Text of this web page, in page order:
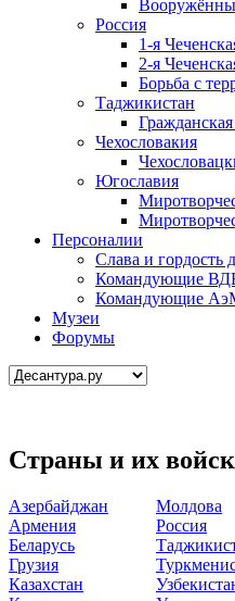
Россия
1-я
2-я
Борьба с
Таджикистан
Чехословакия
Югославия
Персоналии
Слава и гордость
Командующие
Командующие
Музеи
Форумы
Страны и их
Азербайджан
Армения
Беларусь
Грузия
Казахстан
Молдова
Россия